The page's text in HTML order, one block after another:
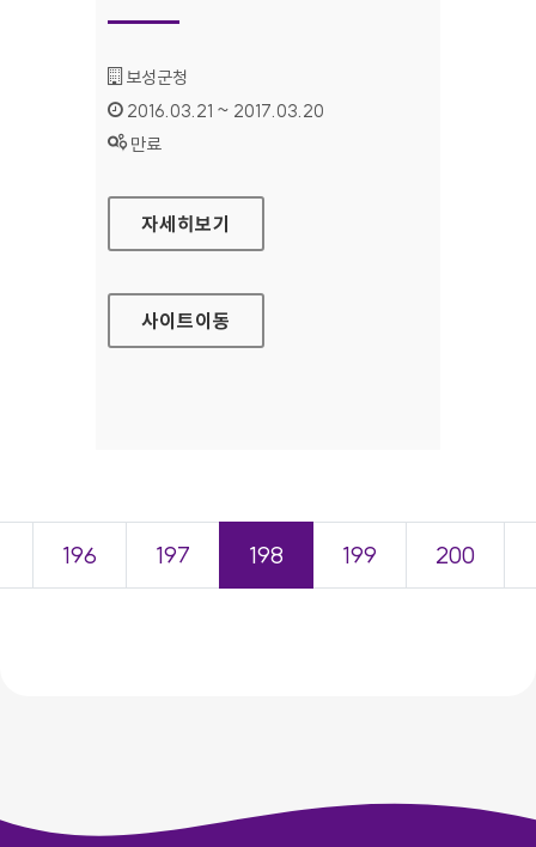
기관명 :
보성군청
인증기간 :
2016.03.21 ~ 2017.03.20
상태 :
만료
보성녹차관 홈페이지
자세히보기
사이트이동
196 197 198 199 200